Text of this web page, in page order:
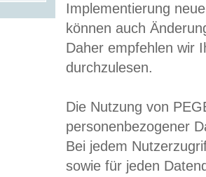
Implementierung
können auch
Daher empfehlen wir
durchzulesen.
Die Nutzung von
personenbezogener
Bei jedem
sowie für jeden